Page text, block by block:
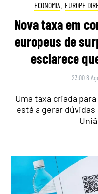
ECONOMIA , EUROPE
Nova taxa em
europeus de
esclarece
23:00 8
Uma taxa criada
está a gerar